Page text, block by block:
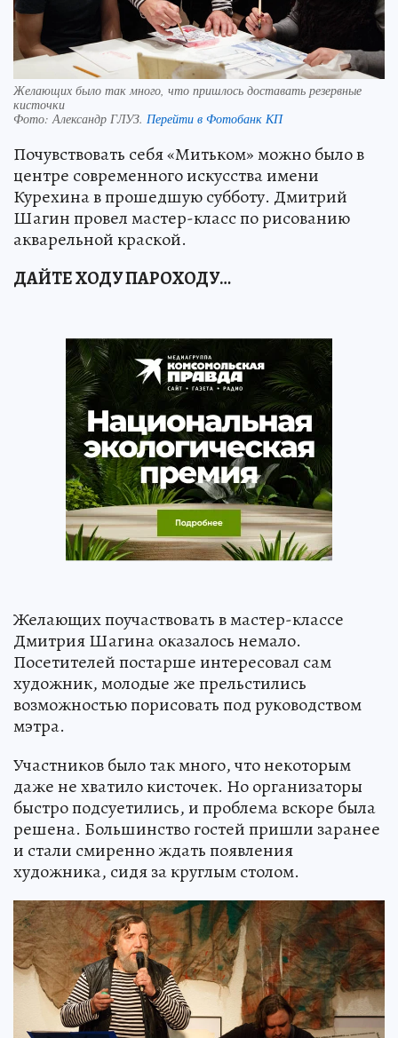
Желающих было так много, что пришлось доставать резервные
кисточки
Фото:Александр ГЛУЗ. Перейти в Фотобанк КП
Почувствовать себя «Митьком» можно было в
центре современного искусства имени
Курехина в прошедшую субботу. Дмитрий
Шагин провел мастер-класс по рисованию
акварельной краской.
ДАЙТЕ ХОДУ ПАРОХОДУ…
Желающих поучаствовать в мастер-классе
Дмитрия Шагина оказалось немало.
Посетителей постарше интересовал сам
художник, молодые же прельстились
возможностью порисовать под руководством
мэтра.
Участников было так много, что некоторым
даже не хватило кисточек. Но организаторы
быстро подсуетились, и проблема вскоре была
решена. Большинство гостей пришли заранее
и стали смиренно ждать появления
художника, сидя за круглым столом.